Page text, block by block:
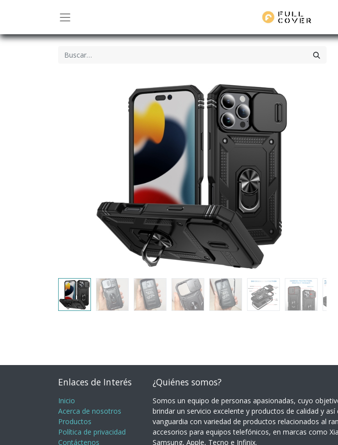
Enlaces de Interés
Inicio
Acerca de nosotros
Productos
Política de privacidad
Contáctenos
¿Quiénes somos?
Somos un equipo de personas apasionadas, cuyo
brindar un servicio excelente y productos de calidad y así
vanguardia con variedad de productos relacionados al
accesorios para equipos telefónicos, en marcas como
Samsung, Apple, Tecno e Infinix.